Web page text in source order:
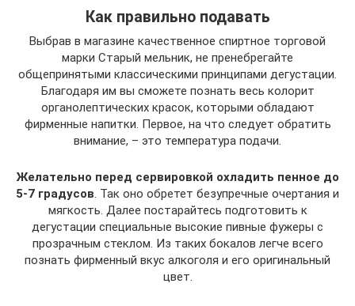
Как правильно подавать
Выбрав в магазине качественное спиртное торговой
марки Старый мельник, не пренебрегайте
общепринятыми классическими принципами дегустации.
Благодаря им вы сможете познать весь колорит
органолептических красок, которыми обладают
фирменные напитки. Первое, на что следует обратить
внимание, – это температура подачи.
Желательно перед сервировкой охладить пенное до
5-7 градусов . Так оно обретет безупречные очертания и
мягкость. Далее постарайтесь подготовить к
дегустации специальные высокие пивные фужеры с
прозрачным стеклом. Из таких бокалов легче всего
познать фирменный вкус алкоголя и его оригинальный
цвет.